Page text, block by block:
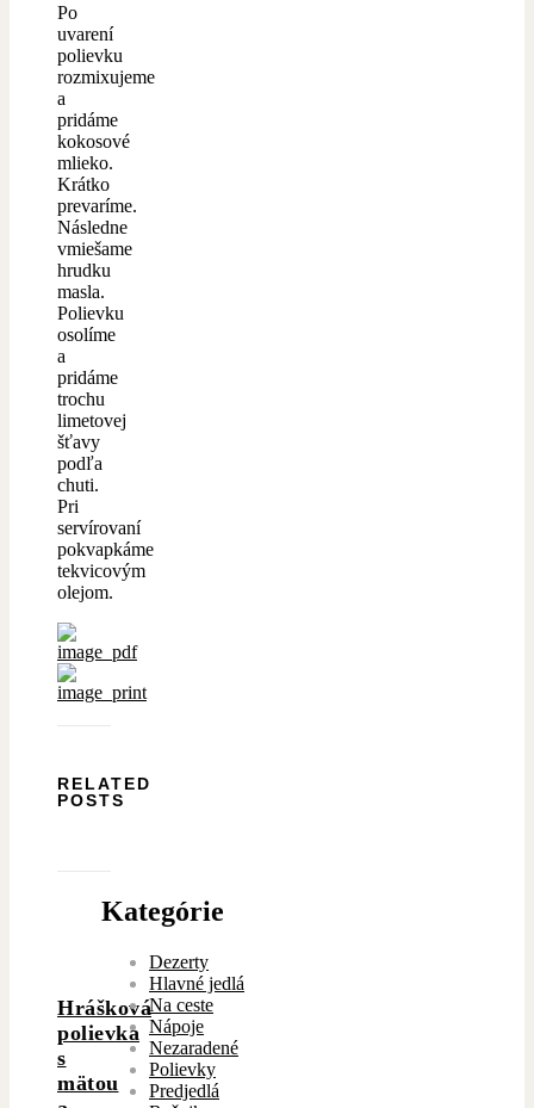
Po
uvarení
polievku
rozmixujeme
a
pridáme
kokosové
mlieko.
Krátko
prevaríme.
Následne
vmiešame
hrudku
masla.
Polievku
osolíme
a
pridáme
trochu
limetovej
šťavy
podľa
chuti.
Pri
servírovaní
pokvapkáme
tekvicovým
olejom.
RELATED
POSTS
Hrášková
polievka
s
mätou
Kategórie
Dezerty
Hlavné jedlá
Na ceste
Nápoje
Nezaradené
Polievky
Predjedlá